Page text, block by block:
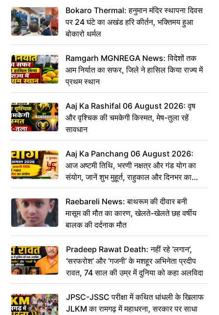
Bokaro Thermal: हनुमान मंदिर स्थापना दिवस
पर 24 घंटे का अखंड हरि कीर्तन, भक्तिमय हुआ
बोकारो थर्मल
Ramgarh MGNREGA News: विदेशों तक
आम निर्यात का सफर, जिले ने हासिल किया राज्य में
प्रथम स्थान
Aaj Ka Rashifal 06 August 2026: वृष
और वृश्चिक की चमकेगी किस्मत, मेष-तुला रहें
सावधान
Aaj Ka Panchang 06 August 2026:
आज अष्टमी तिथि, भरणी नक्षत्र और गंड योग का
संयोग, जानें शुभ मुहूर्त, राहुकाल और दिनभर का
पंचांग
Raebareli News: बाथरूम की दीवार बनी
मासूम की मौत का कारण, खेलते-खेलते छह वर्षीय
बालक की दर्दनाक मौत
Pradeep Rawat Death: नहीं रहे ‘लगान’,
‘सरफरोश’ और ‘गजनी’ के मशहूर अभिनेता प्रदीप
रावत, 74 साल की उम्र में दुनिया को कहा अलविदा
JPSC-JSSC परीक्षा में कथित धांधली के खिलाफ
JLKM का रामगढ़ में महाधरना, सरकार पर साधा